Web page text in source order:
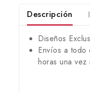
Descripción
Diseños
Envíos a
horas una